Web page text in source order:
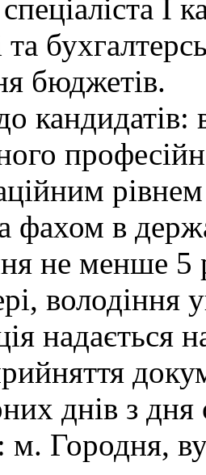
І
та
бюджетів.
кандидатів:
фахом в
не менше 5
володіння
надається
днів з
м. Городня,